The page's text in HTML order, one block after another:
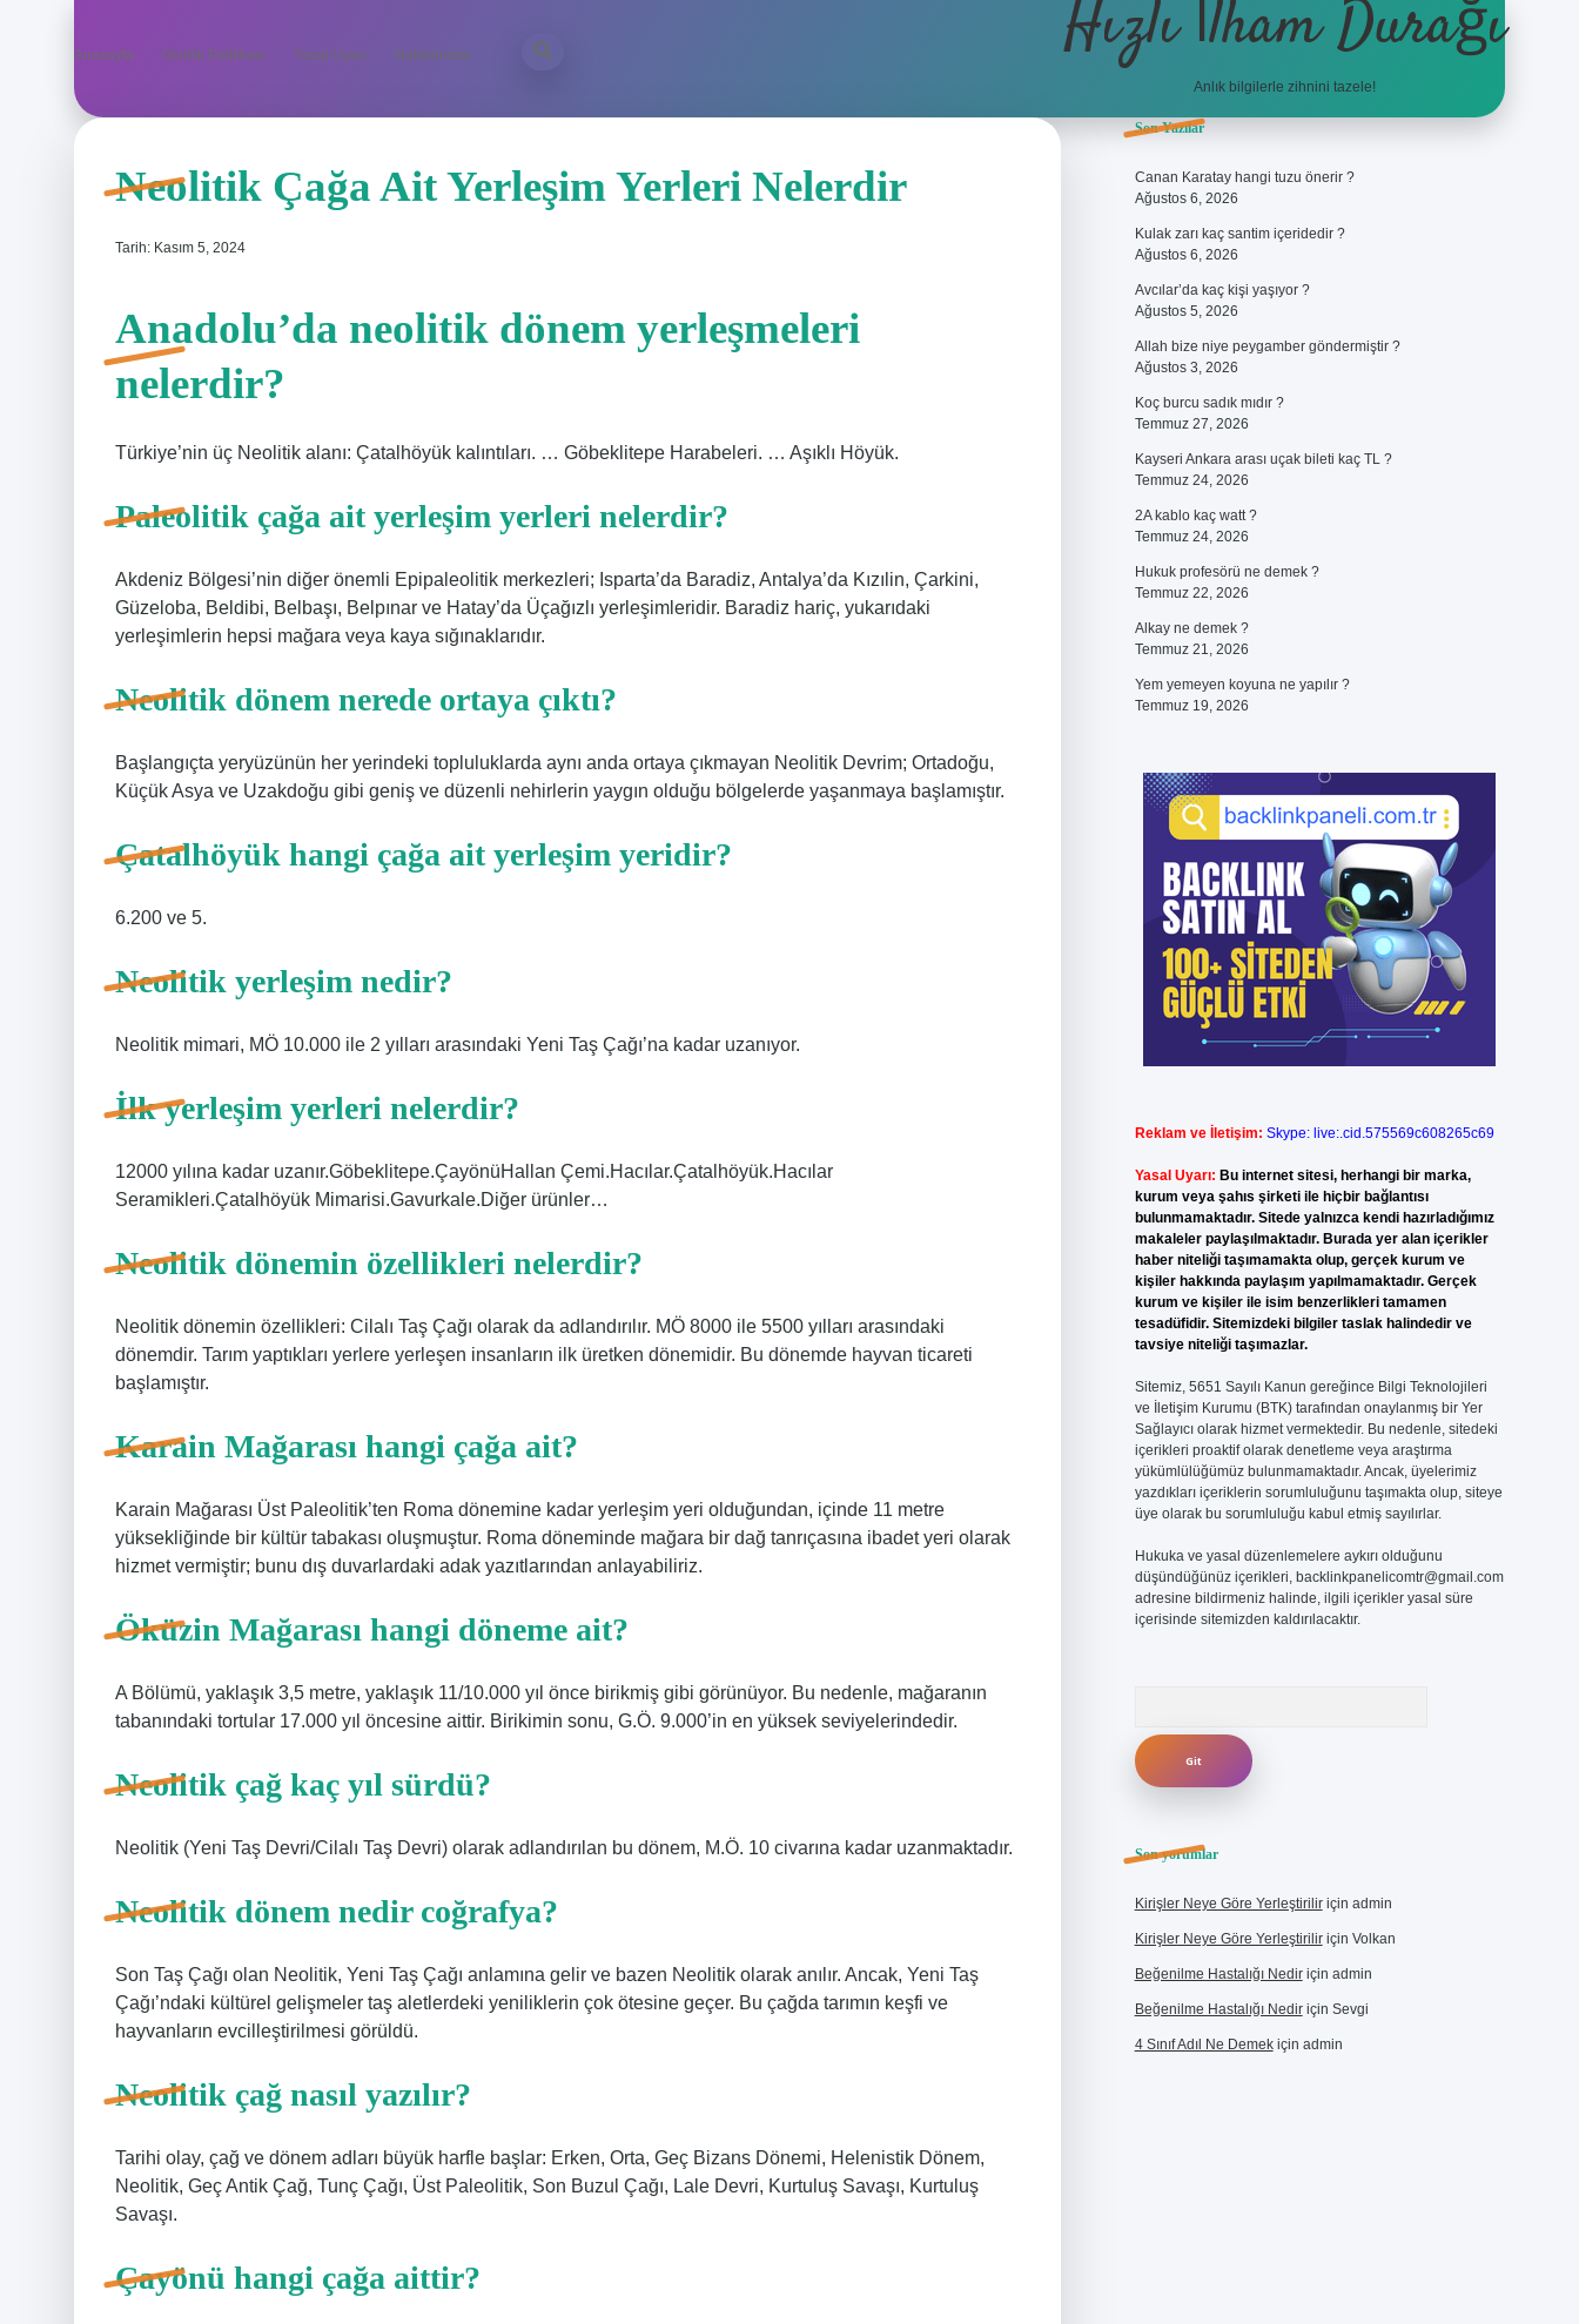
Anasayfa Gizlilik Politikası Yasal Uyarı Hakkımızda Hızlı İlham Durağı
Anlık bilgilerle zihnini tazele!
Neolitik Çağa Ait Yerleşim Yerleri Nelerdir
Tarih: Kasım 5, 2024
Anadolu’da neolitik dönem yerleşmeleri
nelerdir?
Türkiye’nin üç Neolitik alanı: Çatalhöyük kalıntıları. … Göbeklitepe Harabeleri. … Aşıklı Höyük.
Paleolitik çağa ait yerleşim yerleri nelerdir?
Akdeniz Bölgesi’nin diğer önemli Epipaleolitik merkezleri; Isparta’da Baradiz, Antalya’da Kızılin, Çarkini,
Güzeloba, Beldibi, Belbaşı, Belpınar ve Hatay’da Üçağızlı yerleşimleridir. Baradiz hariç, yukarıdaki
yerleşimlerin hepsi mağara veya kaya sığınaklarıdır.
Neolitik dönem nerede ortaya çıktı?
Başlangıçta yeryüzünün her yerindeki topluluklarda aynı anda ortaya çıkmayan Neolitik Devrim; Ortadoğu,
Küçük Asya ve Uzakdoğu gibi geniş ve düzenli nehirlerin yaygın olduğu bölgelerde yaşanmaya başlamıştır.
Çatalhöyük hangi çağa ait yerleşim yeridir?
6.200 ve 5.
Neolitik yerleşim nedir?
Neolitik mimari, MÖ 10.000 ile 2 yılları arasındaki Yeni Taş Çağı’na kadar uzanıyor.
İlk yerleşim yerleri nelerdir?
12000 yılına kadar uzanır.Göbeklitepe.ÇayönüHallan Çemi.Hacılar.Çatalhöyük.Hacılar
Seramikleri.Çatalhöyük Mimarisi.Gavurkale.Diğer ürünler…
Neolitik dönemin özellikleri nelerdir?
Neolitik dönemin özellikleri: Cilalı Taş Çağı olarak da adlandırılır. MÖ 8000 ile 5500 yılları arasındaki
dönemdir. Tarım yaptıkları yerlere yerleşen insanların ilk üretken dönemidir. Bu dönemde hayvan ticareti
başlamıştır.
Karain Mağarası hangi çağa ait?
Karain Mağarası Üst Paleolitik’ten Roma dönemine kadar yerleşim yeri olduğundan, içinde 11 metre
yüksekliğinde bir kültür tabakası oluşmuştur. Roma döneminde mağara bir dağ tanrıçasına ibadet yeri olarak
hizmet vermiştir; bunu dış duvarlardaki adak yazıtlarından anlayabiliriz.
Öküzin Mağarası hangi döneme ait?
A Bölümü, yaklaşık 3,5 metre, yaklaşık 11/10.000 yıl önce birikmiş gibi görünüyor. Bu nedenle, mağaranın
tabanındaki tortular 17.000 yıl öncesine aittir. Birikimin sonu, G.Ö. 9.000’in en yüksek seviyelerindedir.
Neolitik çağ kaç yıl sürdü?
Neolitik (Yeni Taş Devri/Cilalı Taş Devri) olarak adlandırılan bu dönem, M.Ö. 10 civarına kadar uzanmaktadır.
Neolitik dönem nedir coğrafya?
Son Taş Çağı olan Neolitik, Yeni Taş Çağı anlamına gelir ve bazen Neolitik olarak anılır. Ancak, Yeni Taş
Çağı’ndaki kültürel gelişmeler taş aletlerdeki yeniliklerin çok ötesine geçer. Bu çağda tarımın keşfi ve
hayvanların evcilleştirilmesi görüldü.
Neolitik çağ nasıl yazılır?
Tarihi olay, çağ ve dönem adları büyük harfle başlar: Erken, Orta, Geç Bizans Dönemi, Helenistik Dönem,
Neolitik, Geç Antik Çağ, Tunç Çağı, Üst Paleolitik, Son Buzul Çağı, Lale Devri, Kurtuluş Savaşı, Kurtuluş
Savaşı.
Çayönü hangi çağa aittir?
Sidebar
Son Yazılar
Canan Karatay hangi tuzu önerir ?
Ağustos 6, 2026
Kulak zarı kaç santim içeridedir ?
Ağustos 6, 2026
Avcılar’da kaç kişi yaşıyor ?
Ağustos 5, 2026
Allah bize niye peygamber göndermiştir ?
Ağustos 3, 2026
Koç burcu sadık mıdır ?
Temmuz 27, 2026
Kayseri Ankara arası uçak bileti kaç TL ?
Temmuz 24, 2026
2A kablo kaç watt ?
Temmuz 24, 2026
Hukuk profesörü ne demek ?
Temmuz 22, 2026
Alkay ne demek ?
Temmuz 21, 2026
Yem yemeyen koyuna ne yapılır ?
Temmuz 19, 2026
Reklam ve İletişim: Skype: live:.cid.575569c608265c69
Yasal Uyarı: Bu internet sitesi, herhangi bir marka,
kurum veya şahıs şirketi ile hiçbir bağlantısı
bulunmamaktadır. Sitede yalnızca kendi hazırladığımız
makaleler paylaşılmaktadır. Burada yer alan içerikler
haber niteliği taşımamakta olup, gerçek kurum ve
kişiler hakkında paylaşım yapılmamaktadır. Gerçek
kurum ve kişiler ile isim benzerlikleri tamamen
tesadüfidir. Sitemizdeki bilgiler taslak halindedir ve
tavsiye niteliği taşımazlar.
Sitemiz, 5651 Sayılı Kanun gereğince Bilgi Teknolojileri
ve İletişim Kurumu (BTK) tarafından onaylanmış bir Yer
Sağlayıcı olarak hizmet vermektedir. Bu nedenle, sitedeki
içerikleri proaktif olarak denetleme veya araştırma
yükümlülüğümüz bulunmamaktadır. Ancak, üyelerimiz
yazdıkları içeriklerin sorumluluğunu taşımakta olup, siteye
üye olarak bu sorumluluğu kabul etmiş sayılırlar.
Hukuka ve yasal düzenlemelere aykırı olduğunu
düşündüğünüz içerikleri, backlinkpanelicomtr@gmail.com
adresine bildirmeniz halinde, ilgili içerikler yasal süre
içerisinde sitemizden kaldırılacaktır.
Son yorumlar
Kirişler Neye Göre Yerleştiriliriçin admin
Kirişler Neye Göre Yerleştiriliriçin Volkan
Beğenilme Hastalığı Nediriçin admin
Beğenilme Hastalığı Nediriçin Sevgi
4 Sınıf Adıl Ne Demekiçin admin